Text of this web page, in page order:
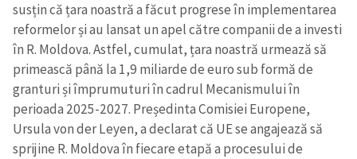
susțin că țara noastră a făcut progrese în implementarea
reformelor și au lansat un apel către companii de a investi
în R. Moldova. Astfel, cumulat, țara noastră urmează să
primească până la 1,9 miliarde de euro sub formă de
granturi și împrumuturi în cadrul Mecanismului în
perioada 2025-2027. Președinta Comisiei Europene,
Ursula von der Leyen, a declarat că UE se angajează să
sprijine R. Moldova în fiecare etapă a procesului de